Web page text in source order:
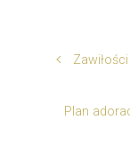
Plan